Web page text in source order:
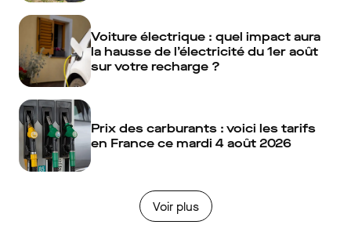
Voiture électrique : quel impact aura
la hausse de l’électricité du 1er août
sur votre recharge ?
Prix des carburants : voici les tarifs
en France ce mardi 4 août 2026
Voir plus